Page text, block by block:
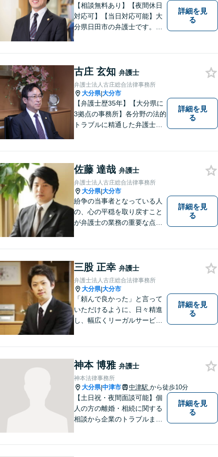
【相談無料あり】【夜間休日
対応可】【当日対応可能】大
分県日田市の弁護士です。離
詳細を見
る
古庄 玄知 弁護士
弁護士法人古庄総合法律事務所
大分県|大分市
【弁護士歴35年】【大分県に
3拠点の事務所】各分野の法的
トラブルに精通した弁護士で
いアットホームな雰囲気の事
務所です。
詳細を見
る
佐藤 達哉 弁護士
弁護士法人古庄総合法律事務所
大分県|大分市
紛争の当事者となっている人
の、心の平穏を取り戻すこと
が弁護士の業務の重要な点と
詳細を見
る
三股 正幸 弁護士
弁護士法人古庄総合法律事務所
大分県|大分市
「頼んで良かった」と言って
いただけるように、日々精進
し、幅広くリーガルサービス
詳細を見
る
神本 博雅 弁護士
神本法律事務所
大分県|中津市 中津駅 から徒歩10分
【土日祝・夜間面談可能】個
人の方の離婚・相続に関する
相談から企業のトラブルまで
詳細を見
る